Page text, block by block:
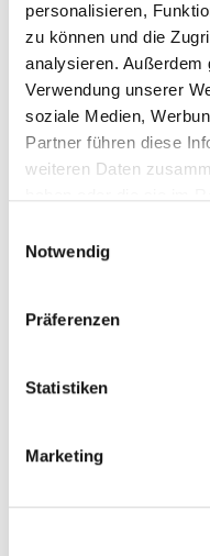
personalisieren,
zu können und die
analysieren. Außerdem
Verwendung unserer
soziale Medien,
Partner führen diese
weiteren Daten
Notwendig
Präferenzen
Statistiken
Marketing
Dertinger Weg 4
+499342935970
troeber-